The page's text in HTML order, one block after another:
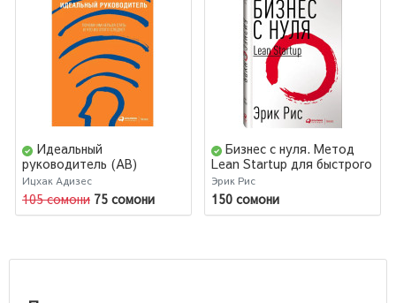
Идеальный
руководитель (AB)
Ицхак Адизес
105 сомони 75 сомони
Бизнес с нуля. Метод
Lean Startup для быстрого
тестирования идей и
выбора бизнес-модели
Эрик Рис
150 сомони